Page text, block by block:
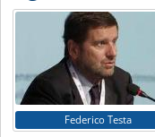
Federico Testa